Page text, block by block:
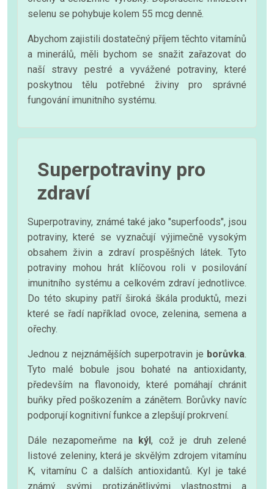
selenu se pohybuje kolem 55 mcg denně.
Abychom zajistili dostatečný příjem těchto vitamínů
a minerálů, měli bychom se snažit zařazovat do
naší stravy pestré a vyvážené potraviny, které
poskytnou tělu potřebné živiny pro správné
fungování imunitního systému.
Superpotraviny pro
zdraví
Superpotraviny, známé také jako "superfoods", jsou
potraviny, které se vyznačují výjimečně vysokým
obsahem živin a zdraví prospěšných látek. Tyto
potraviny mohou hrát klíčovou roli v posilování
imunitního systému a celkovém zdraví jednotlivce.
Do této skupiny patří široká škála produktů, mezi
které se řadí například ovoce, zelenina, semena a
ořechy.
Jednou z nejznámějších superpotravin je borůvka.
Tyto malé bobule jsou bohaté na antioxidanty,
především na flavonoidy, které pomáhají chránit
buňky před poškozením a zánětem. Borůvky navíc
podporují kognitivní funkce a zlepšují prokrvení.
Dále nezapomeňme na kýl, což je druh zelené
listové zeleniny, která je skvělým zdrojem vitamínu
K, vitamínu C a dalších antioxidantů. Kyl je také
známý svými protizánětlivými vlastnostmi a